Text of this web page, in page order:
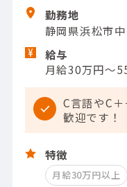
勤務地
静岡県浜松市
給与
月給30万円～
C言語やC
歓迎です！
特徴
月給30万円以上